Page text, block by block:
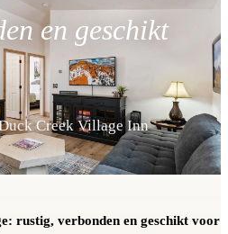
en geschikt
Creek Village Inn
rustig, verbonden en geschikt voor